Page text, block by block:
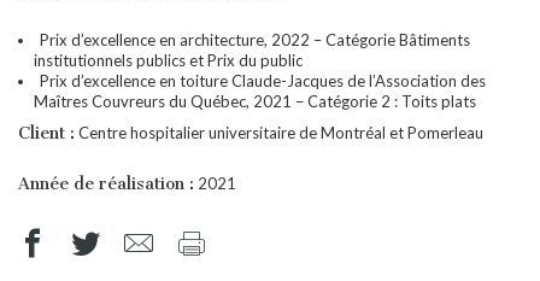
Prix d’excellence en architecture, 2022 – Catégorie Bâtiments
institutionnels publics et Prix du public
Prix d’excellence en toiture Claude-Jacques de l’Association des
Maîtres Couvreurs du Québec, 2021 – Catégorie 2 : Toits plats
Client : Centre hospitalier universitaire de Montréal et Pomerleau
Année de réalisation : 2021